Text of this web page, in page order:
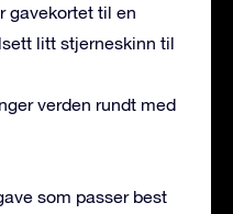
gavekortet til en
litt stjerneskinn til
verden rundt med
som passer best